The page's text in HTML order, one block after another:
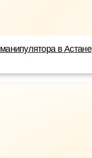
в Астане